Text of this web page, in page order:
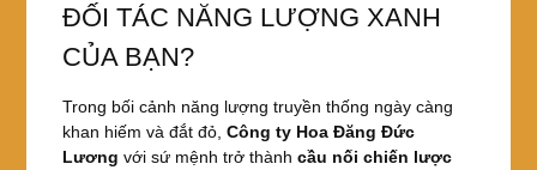
ĐỐI TÁC NĂNG LƯỢNG XANH
CỦA BẠN?
Trong bối cảnh năng lượng truyền thống ngày càng
khan hiếm và đắt đỏ, Công ty Hoa Đăng Đức
Lương với sứ mệnh trở thành cầu nối chiến lược